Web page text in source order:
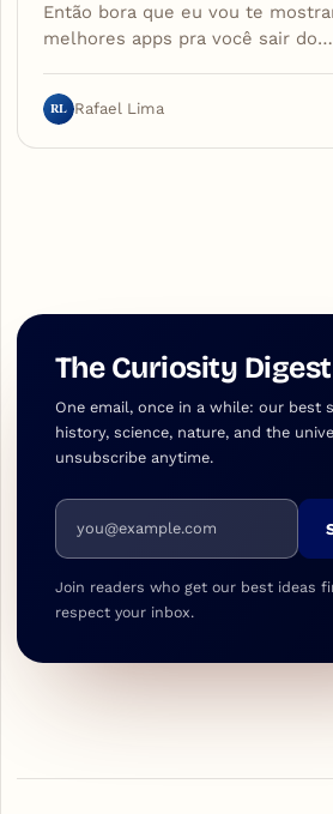
Então bora que eu vou te
melhores apps pra você sair do…
RL Rafael Lima
The Curiosity Digest
One email, once in a while: our best
history, science, nature, and the
unsubscribe anytime.
Email address
Join readers who get our best ideas
respect your inbox.